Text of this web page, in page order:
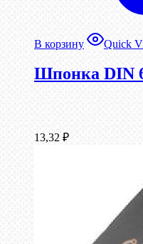
В корзину Quick
Шпонка DIN
13,32 ₽